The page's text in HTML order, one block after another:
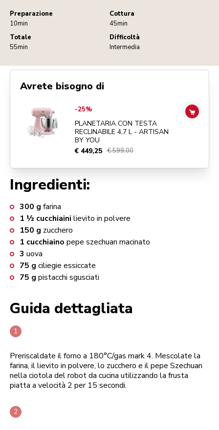
Preparazione
10min
Cottura
45min
Totale
55min
Difficoltà
Intermedia
Ingredienti:
300 g farina
1 ½ cucchiaini lievito in polvere
150 g zucchero
1 cucchiaino pepe szechuan macinato
3 uova
75 g ciliegie essiccate
75 g pistacchi sgusciati
Guida dettagliata
Preriscaldate il forno a 180°C/gas mark 4. Mescolate la
farina, il lievito in polvere, lo zucchero e il pepe Szechuan
nella ciotola del robot da cucina utilizzando la frusta
piatta a velocità 2 per 15 secondi.
Avrete bisogno di
Go toPLANETARIA CON TESTA RECLINABILE 4,7 L - ARTISAN BY
-25%
PLANETARIA CON TESTA
RECLINABILE 4,7 L - ARTISAN
BY YOU
€ 449,25 € 599,00
ADD